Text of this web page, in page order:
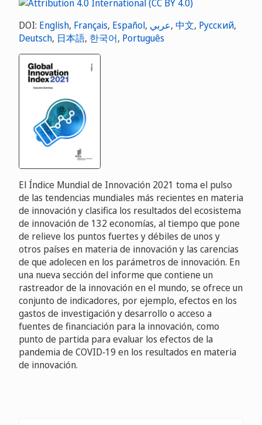
DOI: English, Français, Español, عربي, 中文, Русский,
Deutsch, 日本語, 한국어, Português
El Índice Mundial de Innovación 2021 toma el pulso
de las tendencias mundiales más recientes en materia
de innovación y clasifica los resultados del ecosistema
de innovación de 132 economías, al tiempo que pone
de relieve los puntos fuertes y débiles de unos y
otros países en materia de innovación y las carencias
de que adolecen en los parámetros de innovación. En
una nueva sección del informe que contiene un
rastreador de la innovación en el mundo, se ofrece un
conjunto de indicadores, por ejemplo, efectos en los
gastos de investigación y desarrollo o acceso a
fuentes de financiación para la innovación, como
punto de partida para evaluar los efectos de la
pandemia de COVID‑19 en los resultados en materia
de innovación.